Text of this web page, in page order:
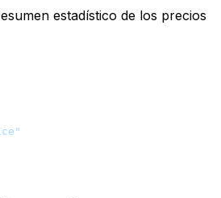
estadístico de los precios